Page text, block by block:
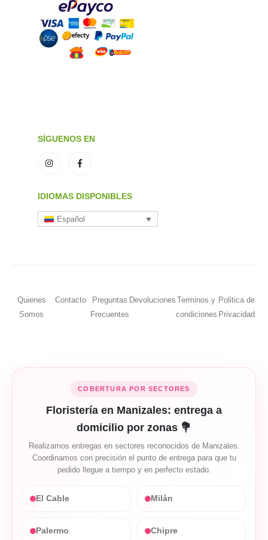
SÍGUENOS EN
IDIOMAS DISPONIBLES
Español
Quienes
Somos
Contacto
Preguntas
Frecuentes
Devoluciones Terminos y
condiciones
Politica de
Privacidad
COBERTURA POR SECTORES
Floristería en Manizales: entrega a
domicilio por zonas 💐
Realizamos entregas en sectores reconocidos de Manizales.
Coordinamos con precisión el punto de entrega para que tu
pedido llegue a tiempo y en perfecto estado.
El Cable Milán
Palermo Chipre